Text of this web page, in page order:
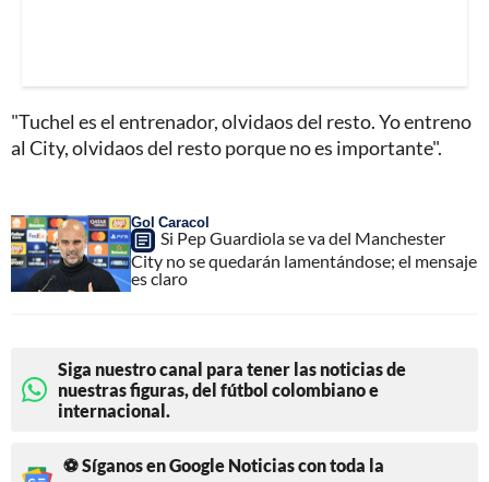
"Tuchel es el entrenador, olvidaos del resto. Yo entreno
al City, olvidaos del resto porque no es importante".
Gol Caracol
Si Pep Guardiola se va del Manchester
City no se quedarán lamentándose; el mensaje
es claro
Siga nuestro canal para tener las noticias de
nuestras figuras, del fútbol colombiano e
internacional.
⚽ Síganos en Google Noticias con toda la